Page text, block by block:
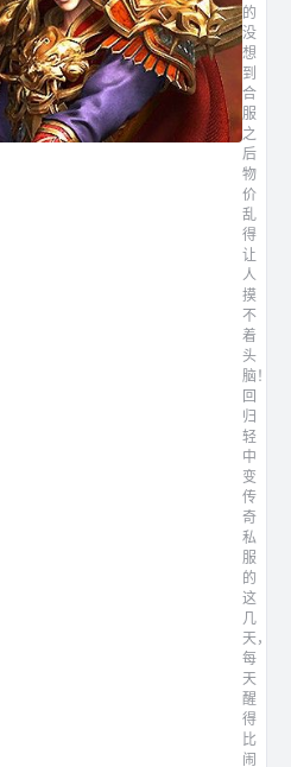
的
没
想
到
合
服
之
后
物
价
乱
得
让
人
摸
不
着
头
脑！
回
归
轻
中
变
传
奇
私
服
的
这
几
天，
每
天
醒
得
比
闹